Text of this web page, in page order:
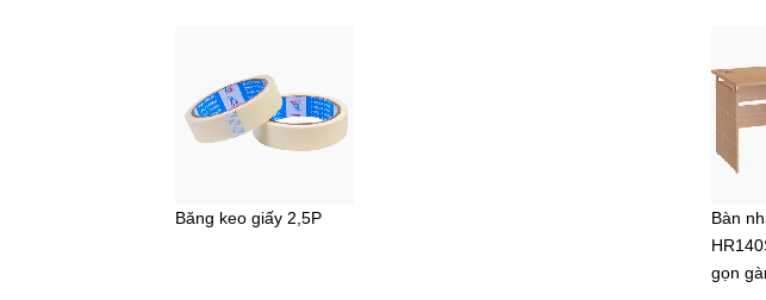
Băng keo giấy 2,5P
Bàn
gọn